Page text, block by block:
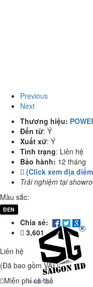
Previous
Next
Thương hiệu:
Đến từ: Ý
Xuất xứ: Ý
Tình trạng: Liên hệ
Bảo hành: 12 tháng
(Click xem địa
Trải nghiệm tại
Màu sắc:
ĐEN
Chia sẻ:
3,601
Liên hệ
(Đã bao gồm VAT)
Miễn phí cà thẻ